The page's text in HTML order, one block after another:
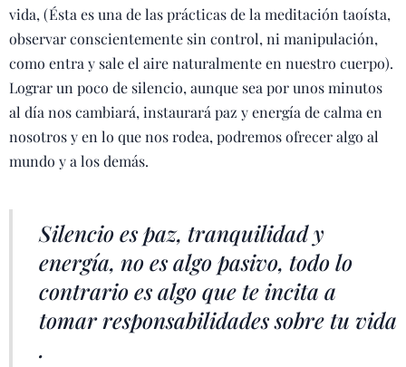
vida, (Ésta es una de las prácticas de la meditación taoísta,
observar conscientemente sin control, ni manipulación,
como entra y sale el aire naturalmente en nuestro cuerpo).
Lograr un poco de silencio, aunque sea por unos minutos
al día nos cambiará, instaurará paz y energía de calma en
nosotros y en lo que nos rodea, podremos ofrecer algo al
mundo y a los demás.
Silencio es paz, tranquilidad y
energía, no es algo pasivo, todo lo
contrario es algo que te incita a
tomar responsabilidades sobre tu vida
.